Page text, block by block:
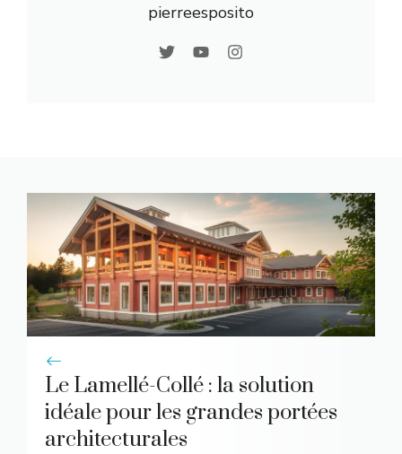
pierreesposito
Le Lamellé-Collé : la solution
idéale pour les grandes portées
architecturales